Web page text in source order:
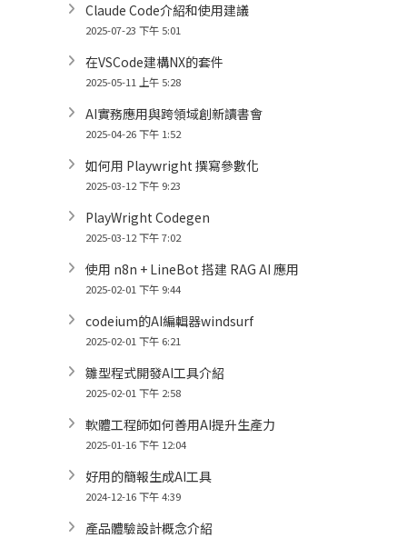
Claude Code介紹和使用建議
2025-07-23 下午 5:01
在VSCode建構NX的套件
2025-05-11 上午 5:28
AI實務應用與跨領域創新讀書會
2025-04-26 下午 1:52
如何用 Playwright 撰寫參數化
2025-03-12 下午 9:23
PlayWright Codegen
2025-03-12 下午 7:02
使用 n8n + LineBot 搭建 RAG AI 應用
2025-02-01 下午 9:44
codeium的AI編輯器windsurf
2025-02-01 下午 6:21
雛型程式開發AI工具介紹
2025-02-01 下午 2:58
軟體工程師如何善用AI提升生產力
2025-01-16 下午 12:04
好用的簡報生成AI工具
2024-12-16 下午 4:39
產品體驗設計概念介紹